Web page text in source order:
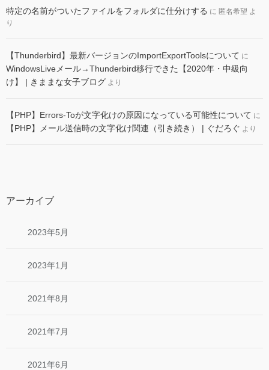
特定の名前がついたファイルをフォルダに仕分けする に 匿名希望 よ
り
【Thunderbird】最新バージョンのImportExportToolsについて に
WindowsLiveメール→Thunderbird移行できた【2020年・中級向
け】 | きままな女子ブログ より
【PHP】Errors-Toが文字化けの原因になっている可能性について に
【PHP】メール送信時の文字化け関連（引き続き） | ぐだろぐ より
アーカイブ
2023年5月
2023年1月
2021年8月
2021年7月
2021年6月